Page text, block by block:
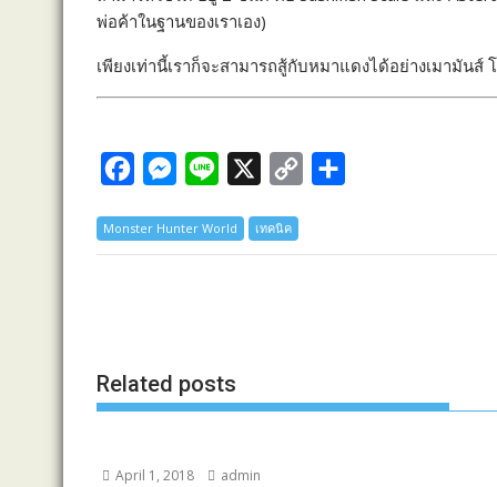
พ่อค้าในฐานของเราเอง)
เพียงเท่านี้เราก็จะสามารถสู้กับหมาแดงได้อย่างเมามัน
c
k
M
s
e
n
k
Monster Hunter World เทคนิค
Related posts
April 1, 2018 admin